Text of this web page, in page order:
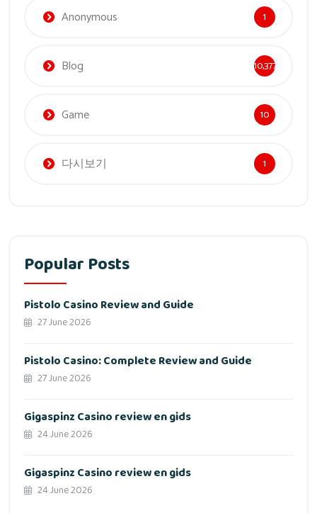
Anonymous 1
Blog 10,377
Game 10
다시보기 1
Popular Posts
Pistolo Casino Review and Guide
27 June 2026
Pistolo Casino: Complete Review and Guide
27 June 2026
Gigaspinz Casino review en gids
24 June 2026
Gigaspinz Casino review en gids
24 June 2026